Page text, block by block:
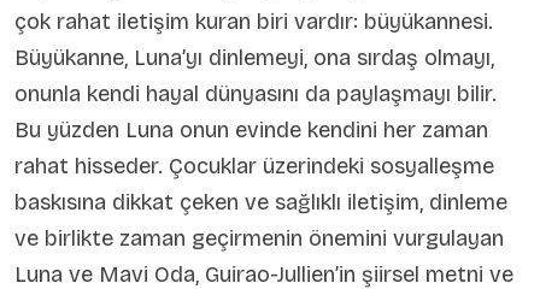
çok rahat iletişim kuran biri vardır: büyükannesi.
Büyükanne, Luna’yı dinlemeyi, ona sırdaş olmayı,
onunla kendi hayal dünyasını da paylaşmayı bilir.
Bu yüzden Luna onun evinde kendini her zaman
rahat hisseder. Çocuklar üzerindeki sosyalleşme
baskısına dikkat çeken ve sağlıklı iletişim, dinleme
ve birlikte zaman geçirmenin önemini vurgulayan
Luna ve Mavi Oda, Guirao-Jullien’in şiirsel metni ve